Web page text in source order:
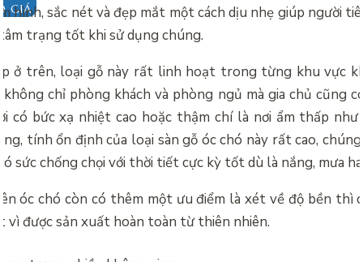
GIÁ
hình, sắc nét và đẹp mắt một cách dịu nhẹ giúp người
trạng tốt khi sử dụng chúng.
ở trên, loại gỗ này rất linh hoạt trong từng khu vực
chỉ phòng khách và phòng ngủ mà gia chủ cũng
có bức xạ nhiệt cao hoặc thậm chí là nơi ẩm thấp
tính ổn định của loại sàn gỗ óc chó này rất cao,
sức chống chọi với thời tiết cực kỳ tốt dù là nắng, mưa
óc chó còn có thêm một ưu điểm là xét về độ bền thì
vì được sản xuất hoàn toàn từ thiên nhiên.